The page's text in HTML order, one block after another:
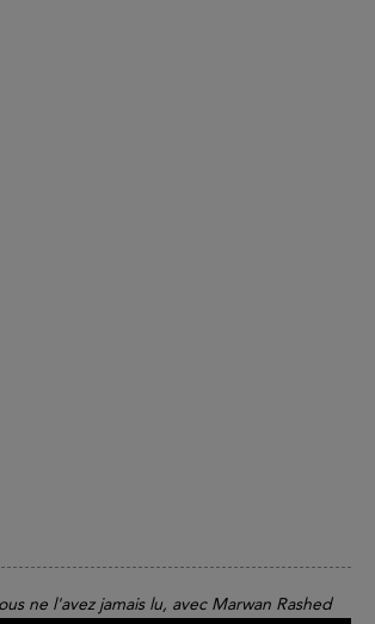
ne l'avez jamais lu, avec Marwan Rashed